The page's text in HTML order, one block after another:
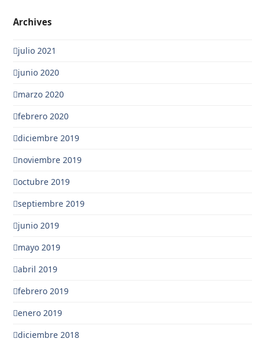
Archives
julio 2021
junio 2020
marzo 2020
febrero 2020
diciembre 2019
noviembre 2019
octubre 2019
septiembre 2019
junio 2019
mayo 2019
abril 2019
febrero 2019
enero 2019
diciembre 2018